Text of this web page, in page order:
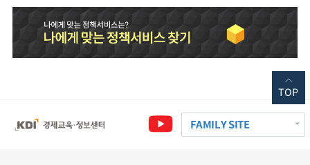
FAMILY SITE
TOP